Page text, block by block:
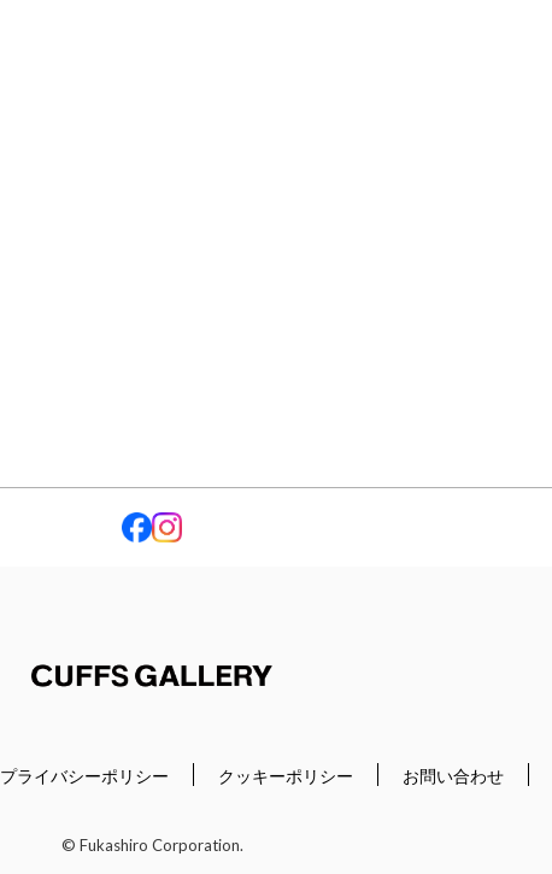
プライバシーポリシー クッキーポリシー お問い合わせ
© Fukashiro Corporation.